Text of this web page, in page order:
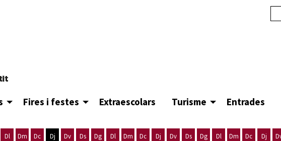
Fires i festes Extraescolars Turisme Entrades
Dl
Dm
Dc
Dj
Dv
Ds
Dg
Dl
Dm
Dc
Dj
Dv
Ds
Dg
Dl
Dm
Dc
Dj